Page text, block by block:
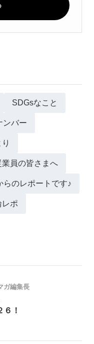
SDGsなこと
ンバー
業員の皆さまへ
らのレポートです♪
レポ
ガ編集長
６！